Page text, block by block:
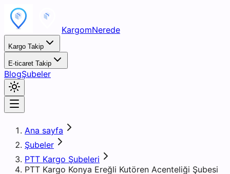
KargomNerede
Kargo Takip
E-ticaret Takip
BlogŞubeler
Ana sayfa
Şubeler
PTT Kargo Şubeleri
PTT Kargo Konya Ereğli Kutören Acenteliği Şubesi